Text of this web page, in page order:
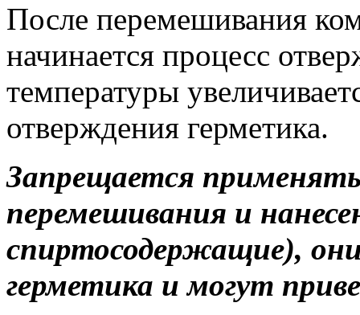
После перемешивания
начинается процесс
температуры
отверждения герметика.
Запрещается применять
перемешивания и
спиртосодержащие),
герметика и могут